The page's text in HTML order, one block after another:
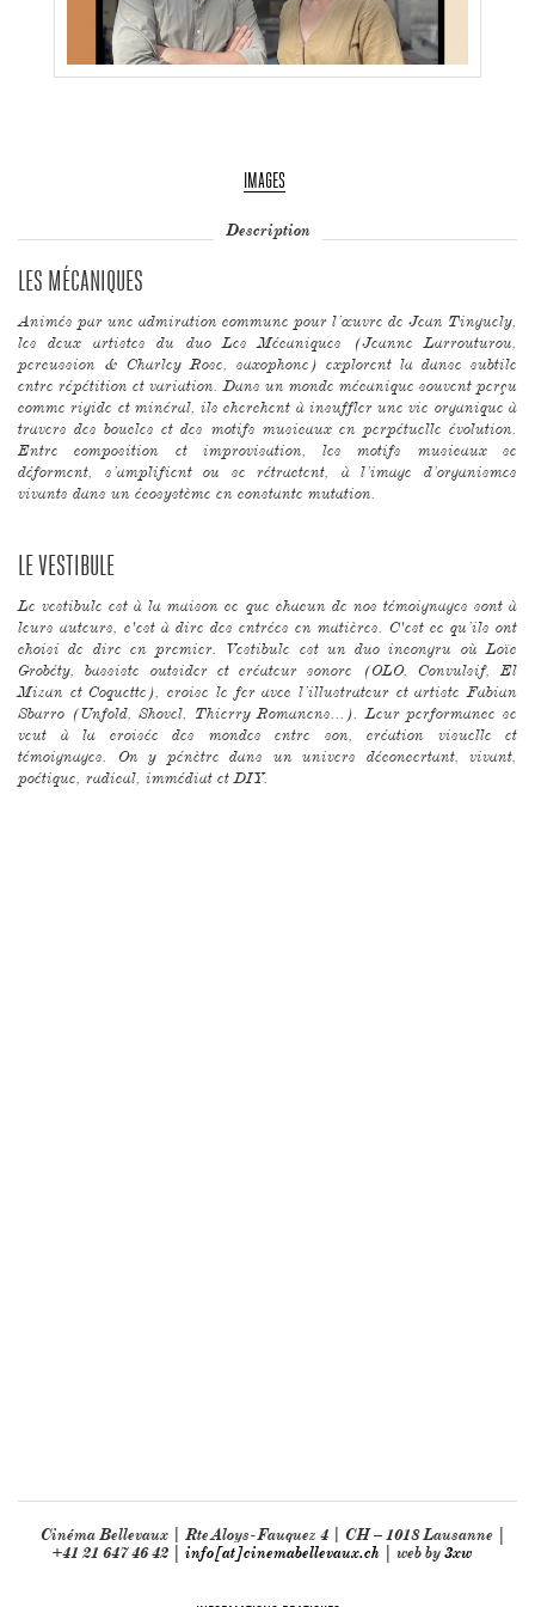
IMAGES
Description
LES MÉCANIQUES
Animés par une admiration commune pour l’œuvre de Jean Tinguely,
les deux artistes du duo Les Mécaniques (Jeanne Larrouturou,
percussion & Charley Rose, saxophone) explorent la danse subtile
entre répétition et variation. Dans un monde mécanique souvent perçu
comme rigide et minéral, ils cherchent à insuffler une vie organique à
travers des boucles et des motifs musicaux en perpétuelle évolution.
Entre composition et improvisation, les motifs musicaux se
déforment, s’amplifient ou se rétractent, à l’image d’organismes
vivants dans un écosystème en constante mutation.
LE VESTIBULE
Le vestibule est à la maison ce que chacun de nos témoignages sont à
leurs auteurs, c'est à dire des entrées en matières. C'est ce qu’ils ont
choisi de dire en premier. Vestibule est un duo incongru où Loïc
Grobéty, bassiste outsider et créateur sonore (OLO, Convulsif, El
Mizan et Coquette), croise le fer avec l’illustrateur et artiste Fabian
Sbarro (Unfold, Shovel, Thierry Romanens...). Leur performance se
veut à la croisée des mondes entre son, création visuelle et
témoignages. On y pénètre dans un univers déconcertant, vivant,
poétique, radical, immédiat et DIY.
Cinéma Bellevaux | Rte Aloys-Fauquez 4 | CH – 1018 Lausanne |
+41 21 647 46 42 | info[at]cinemabellevaux.ch | web by3xw